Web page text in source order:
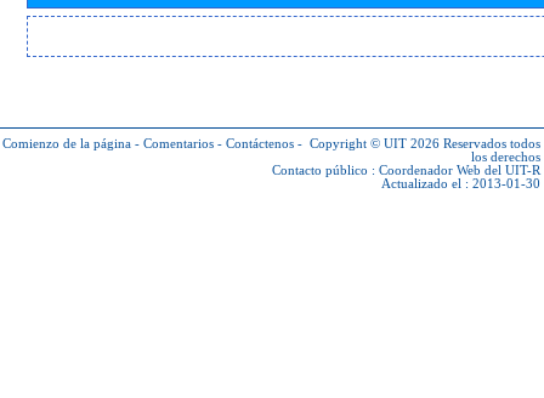
Comienzo de la página - Comentarios - Contáctenos - Copyright © UIT 2026 Reservados todos
los derechos
Contacto público : Coordenador Web del UIT-R
Actualizado el : 2013-01-30